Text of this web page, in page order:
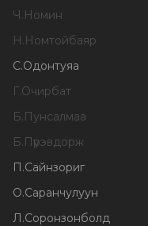
Ч.Номин
Н.Номтойбаяр
С.Одонтуяа
Г.Очирбат
Б.Пунсалмаа
Б.Пүрэвдорж
П.Сайнзориг
О.Саранчулуун
Л.Соронзонболд